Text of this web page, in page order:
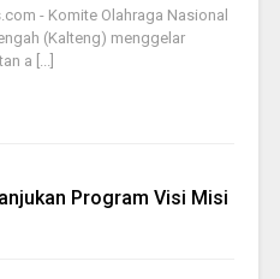
- Komite Olahraga Nasional
(Kalteng) menggelar
a [...]
Program Visi Misi